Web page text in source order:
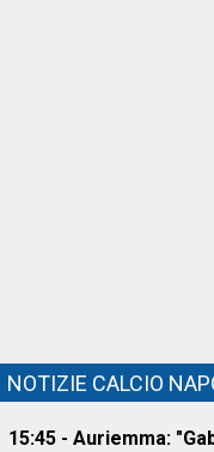
NOTIZIE CALCIO
15:45 - Auriemma: